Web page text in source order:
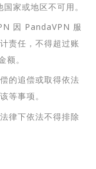
家或地区不可用。
因 PandaVPN 服
责任，不得超过账
。
的追偿或取得依法
等事项。
律下依法不得排除